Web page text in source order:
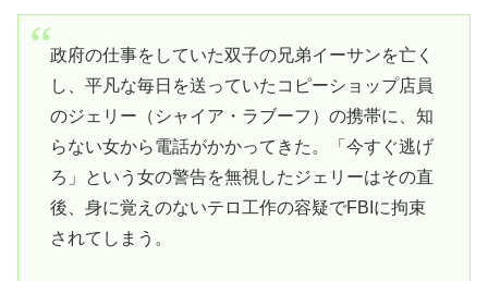
政府の仕事をしていた双子の兄弟イーサンを亡く
し、平凡な毎日を送っていたコピーショップ店員
のジェリー（シャイア・ラブーフ）の携帯に、知
らない女から電話がかかってきた。「今すぐ逃げ
ろ」という女の警告を無視したジェリーはその直
後、身に覚えのないテロ工作の容疑でFBIに拘束
されてしまう。